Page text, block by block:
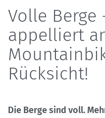
Volle Berge
appelliert
Rücksicht!
Die Berge sind voll.